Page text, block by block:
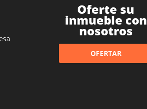
Oferte su
inmueble con
nosotros
OFERTAR